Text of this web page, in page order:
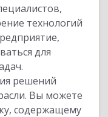
технологий
для
решений
Вы можете
содержащему